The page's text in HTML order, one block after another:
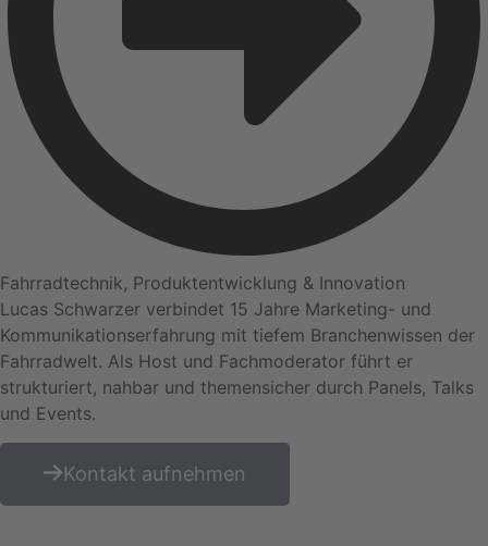
Fahrradtechnik, Produktentwicklung & Innovation
Lucas Schwarzer verbindet 15 Jahre Marketing- und
Kommunikationserfahrung mit tiefem Branchenwissen der
Fahrradwelt. Als Host und Fachmoderator führt er
strukturiert, nahbar und themensicher durch Panels, Talks
und Events.
Kontakt aufnehmen